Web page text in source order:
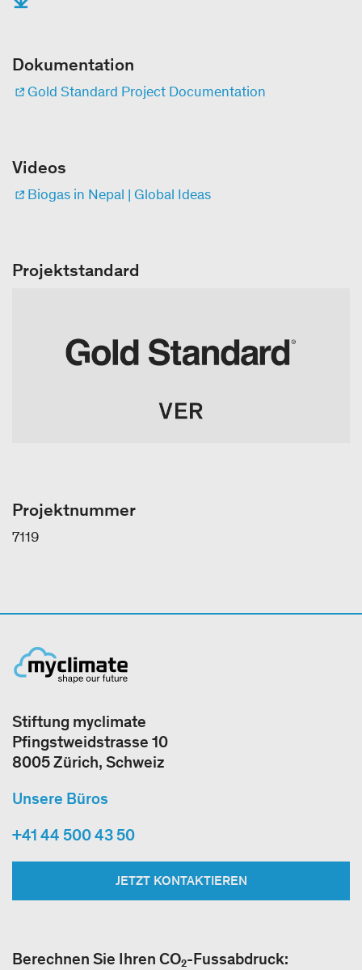
Dokumentation
Gold Standard Project Documentation
Videos
Biogas in Nepal | Global Ideas
Projektstandard
Projektnummer
7119
Stiftung myclimate
Pfingstweidstrasse 10
8005 Zürich, Schweiz
Unsere Büros
+41 44 500 43 50
JETZT KONTAKTIEREN
Berechnen Sie Ihren CO₂-Fussabdruck: